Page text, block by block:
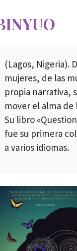
(Lagos, Nigeria).
mujeres, de las
propia narrativa,
mover el alma de
Su libro
fue su primera
a varios idiomas.